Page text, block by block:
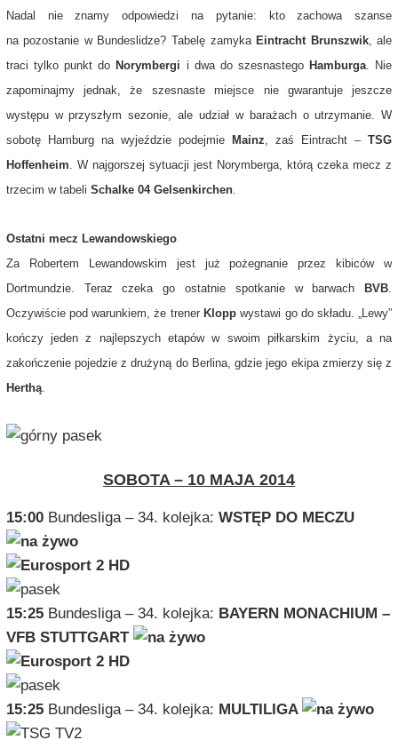
Nadal nie znamy odpowiedzi na pytanie: kto zachowa szanse
na pozostanie w Bundeslidze? Tabelę zamyka Eintracht Brunszwik, ale
traci tylko punkt do Norymbergi i dwa do szesnastego Hamburga. Nie
zapominajmy jednak, że szesnaste miejsce nie gwarantuje jeszcze
występu w przyszłym sezonie, ale udział w barażach o utrzymanie. W
sobotę Hamburg na wyjeździe podejmie
Mainz, zaś Eintracht –TSG
Hoffenheim. W najgorszej sytuacji jest Norymberga, którą czeka mecz z
trzecim w tabeli Schalke 04 Gelsenkirchen.
Ostatni mecz Lewandowskiego
Za Robertem Lewandowskim jest już pożegnanie przez kibiców w
Dortmundzie. Teraz czeka go ostatnie spotkanie w barwach
BVB.
Oczywiście pod warunkiem, że trener Klopp wystawi go do składu. „Lewy”
kończy jeden z najlepszych etapów w swoim piłkarskim życiu, a na
zakończenie pojedzie z drużyną do Berlina, gdzie jego ekipa zmierzy się z
Herthą.
SOBOTA – 10 MAJA 2014
15:00 Bundesliga – 34. kolejka: WSTĘP DO MECZU
15:25 Bundesliga – 34. kolejka: BAYERN MONACHIUM –
VFB STUTTGART
15:25 Bundesliga – 34. kolejka: MULTILIGA